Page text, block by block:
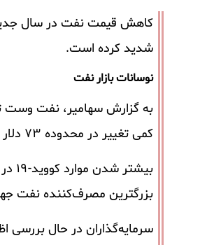
کاهش قیمت نفت در سال
شدید کرده است.
نوسانات بازار نفت
به گزارش سهامیر، نفت وست
کمی تغییر در محدوده ۷۳ دلار در هر بشکه قرار گرفت.
بزرگترین مصرف‌کننده نفت
سرمایه‌گذاران در حال بررسی